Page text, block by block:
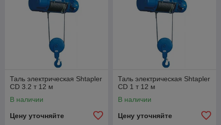
Таль электрическая Shtapler
CD 3.2 т 12 м
В наличии
Цену уточняйте
Таль электрическая Shtapler
CD 1 т 12 м
В наличии
Цену уточняйте